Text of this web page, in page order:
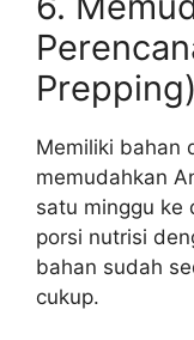
Prepping)
Memiliki bahan
memudahkan
satu minggu ke
porsi nutrisi
bahan sudah
cukup.